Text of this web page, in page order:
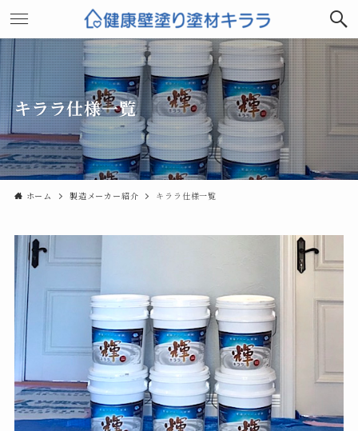
キララ仕様一覧
ホーム 製造メーカー紹介 キララ仕様一覧